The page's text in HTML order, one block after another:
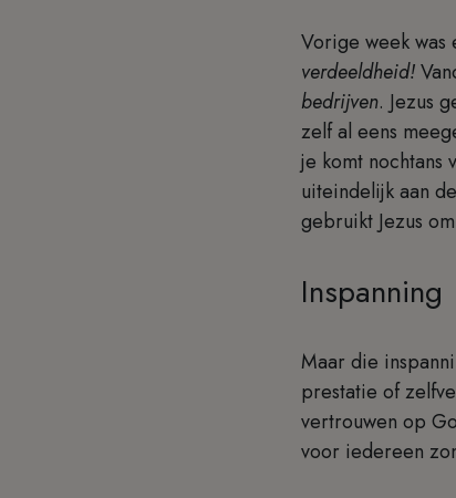
Vorige week was
verdeeldheid!
bedrijven. Jezus
zelf al eens
je komt nochtans
uiteindelijk aan
gebruikt Jezus
Inspanning
Maar die
prestatie of
vertrouwen op
voor iedereen